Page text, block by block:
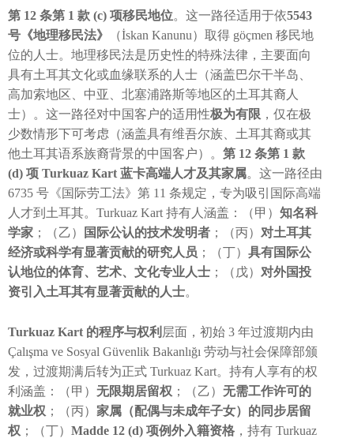
第 12 条第 1 款 (c) 项移民地位。这一路径适用于依5543
号《地理移民法》
（İskan Kanunu）取得 göçmen 移民地
位的人士。地理移民法是历史性的特殊法律，主要面向
具有土耳其文化或血缘联系的人士（涵盖巴尔干半岛、
高加索地区、中亚、北塞浦路斯等地区的土耳其裔人
士）。这一路径对中国客户的适用性极为有限 ，仅在极
少数情形下可考虑（涵盖具有维吾尔族、土耳其裔或其
他土耳其语系族裔背景的中国客户）。 第 12 条第 1 款
(d) 项 Turkuaz Kart 蓝卡高端人才及其家属。这一路径由
6735 号《国际劳工法》第 11 条规定，专为吸引国际高端
人才到土耳其。Turkuaz Kart 持有人涵盖：（甲） 知名科
学家 ；（乙） 国际公认的技术发明者 ；（丙） 对土耳其
经济或科学有显著贡献的研究人员 ；（丁） 具有国际公
认地位的体育、艺术、文化专业人士 ；（戊） 对外国投
资引入土耳其有显著贡献的人士。
Turkuaz Kart 的程序与权利 层面，初始 3 年过渡期内由
Çalışma ve Sosyal Güvenlik Bakanlığı 劳动与社会保障部颁
发，过渡期满后转为正式 Turkuaz Kart。持有人享有的权
利涵盖：（甲） 无限期居留权 ；（乙） 无需工作许可的
就业权 ；（丙） 家属（配偶与未成年子女）的同步居留
权 ；（丁） Madde 12 (d) 项例外入籍资格 ，持有 Turkuaz